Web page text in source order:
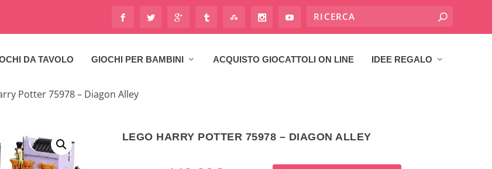
DA TAVOLO GIOCHI PER BAMBINI ACQUISTO GIOCATTOLI ON LINE IDEE REGALO
Potter 75978 – Diagon Alley
LEGO HARRY POTTER 75978 – DIAGON ALLEY